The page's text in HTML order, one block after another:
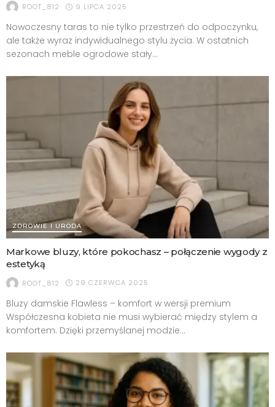
ROOT_812 9 LIPCA 2025
Nowoczesny taras to nie tylko przestrzeń do odpoczynku,
ale także wyraz indywidualnego stylu życia. W ostatnich
sezonach meble ogrodowe stały...
ZDROWIE I URODA
Markowe bluzy, które pokochasz – połączenie wygody z
estetyką
ROOT_812 29 CZERWCA 2025
Bluzy damskie Flawless – komfort w wersji premium
Współczesna kobieta nie musi wybierać między stylem a
komfortem. Dzięki przemyślanej modzie...